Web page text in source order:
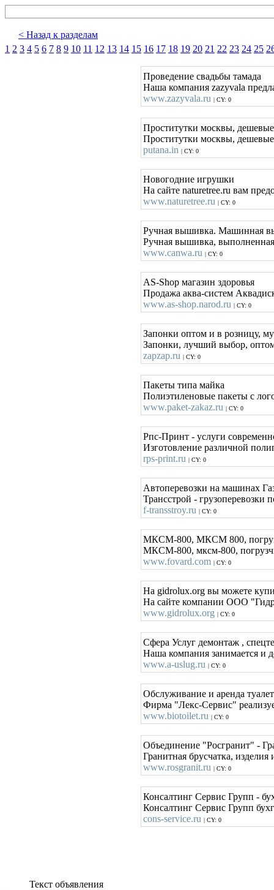
< Назад к разделам
1 2 3 4 5 6 7 8 9 10 11 12 13 14 15 16 17 18 19 20 21 22 23 24 25
Проведение свадьбы тамада
Наша компания zazyvala
www.zazyvala.ru | CY: 0
Проститутки москвы,
Проститутки москвы,
putana.in | CY: 0
Новогодние игрушки
На сайте naturetree.ru вам
www.naturetree.ru | CY: 0
Ручная вышивка. Машинная
Ручная вышивка,
www.canwa.ru | CY: 0
AS-Shop магазин здоровья
Продажа аква-систем
www.as-shop.narod.ru | CY: 0
Запонки оптом и в розницу,
Запонки, лучший выбор,
zapzap.ru | CY: 0
Пакеты типа майка
Полиэтиленовые пакеты с
www.paket-zakaz.ru | CY: 0
Рпс-Принт - услуги
Изготовление различной
rps-print.ru | CY: 0
Автоперевозки на машинах
Трансстрой - грузоперевозки
f-transstroy.ru | CY: 0
МКСМ-800, МКСМ 800,
МКСМ-800, мксм-800,
www.fovard.com | CY: 0
На gidrolux.org вы можете
На сайте компании ООО
www.gidrolux.org | CY: 0
Сфера Услуг демонтаж ,
Наша компания занимается и
www.a-uslug.ru | CY: 0
Обслуживание и аренда
Фирма "Лекс-Сервис"
www.biotoilet.ru | CY: 0
Объединение "Росгранит" -
Гранитная брусчатка,
www.rosgranit.ru | CY: 0
Консалтинг Сервис Групп -
Консалтинг Сервис Групп
cons-service.ru | CY: 0
Текст объявления